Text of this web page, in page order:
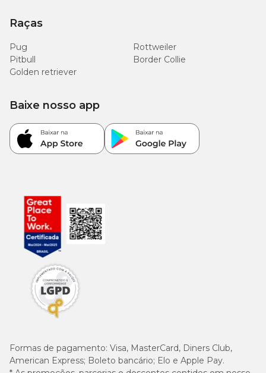
Raças
Pug
Rottweiler
Pitbull
Border Collie
Golden retriever
Formas de pagamento: Visa, MasterCard, Diners Club,
American Express; Boleto bancário; Elo e Apple Pay.
Baixe nosso app